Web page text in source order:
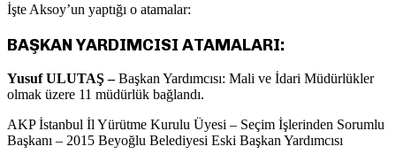
İşte Aksoy’un yaptığı o atamalar:
BAŞKAN YARDIMCISI ATAMALARI:
Yusuf ULUTAŞ –Başkan Yardımcısı: Mali ve İdari Müdürlükler
olmak üzere 11 müdürlük bağlandı.
AKP İstanbul İl Yürütme Kurulu Üyesi – Seçim İşlerinden Sorumlu
Başkanı – 2015 Beyoğlu Belediyesi Eski Başkan Yardımcısı